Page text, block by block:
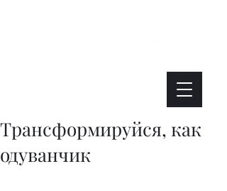
Трансформируйся, как
одуванчик